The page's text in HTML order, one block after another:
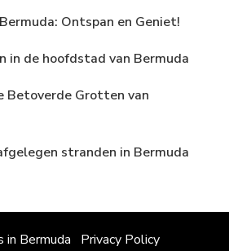
Ontspan en Geniet!
in de hoofdstad van Bermuda
Betoverde Grotten van
stranden in Bermuda
in Bermuda Privacy Policy